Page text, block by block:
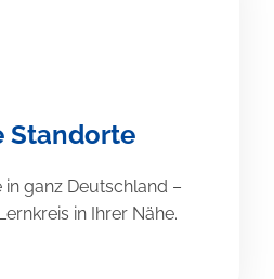
Standorte
ganz Deutschland –
in Ihrer Nähe.